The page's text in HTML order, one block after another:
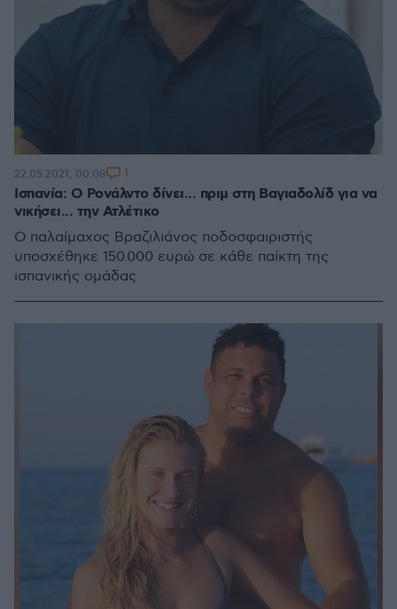
Ισπανία: Ο Ρονάλντο δίνει... πριμ στη Βαγιαδολίδ για να
νικήσει... την Ατλέτικο
Ο παλαίμαχος Βραζιλιάνος ποδοσφαιριστής
υποσχέθηκε 150.000 ευρώ σε κάθε παίκτη της
ισπανικής ομάδας
22.05.2021, 00:08 1